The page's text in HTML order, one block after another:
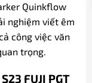
Quinkflow
nghiệm viết êm
công việc văn
trọng.
FUJI PGT